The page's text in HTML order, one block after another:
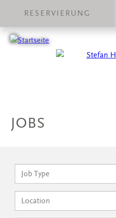
RESERVIERUNG
JOBS